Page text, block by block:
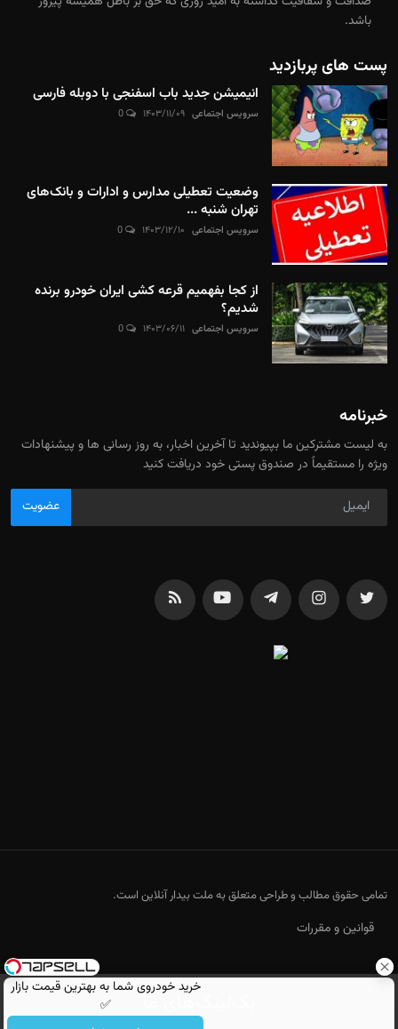
باشد.
پست های پربازدید
انیمیشن جدید باب اسفنجی با دوبله فارسی
سرویس اجتماعی ۱۴۰۳/۱۱/۰۹
وضعیت تعطیلی مدارس و ادارات و بانک‌های
تهران شنبه ...
سرویس اجتماعی ۱۴۰۳/۱۲/۱۰
از کجا بفهمیم قرعه کشی ایران خودرو برنده
شدیم؟
سرویس اجتماعی ۱۴۰۳/۰۶/۱۱
خبرنامه
به لیست مشترکین ما بپیوندید تا آخرین اخبار، به روز رسانی ها و پیشنهادات
ویژه را مستقیماً در صندوق پستی خود دریافت کنید
عضویت
تمامی حقوق مطالب و طراحی متعلق به ملت بیدار آنلاین است.
قوانین و مقررات
بک‌لینک‌های ما
خرید خودروی شما به بهترین قیمت بازار
✅